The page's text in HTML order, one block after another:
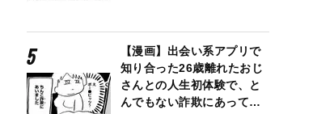
【漫画】出会い系アプリで
知り合った26歳離れたおじ
さんとの人生初体験で、と
んでもない詐欺にあって…